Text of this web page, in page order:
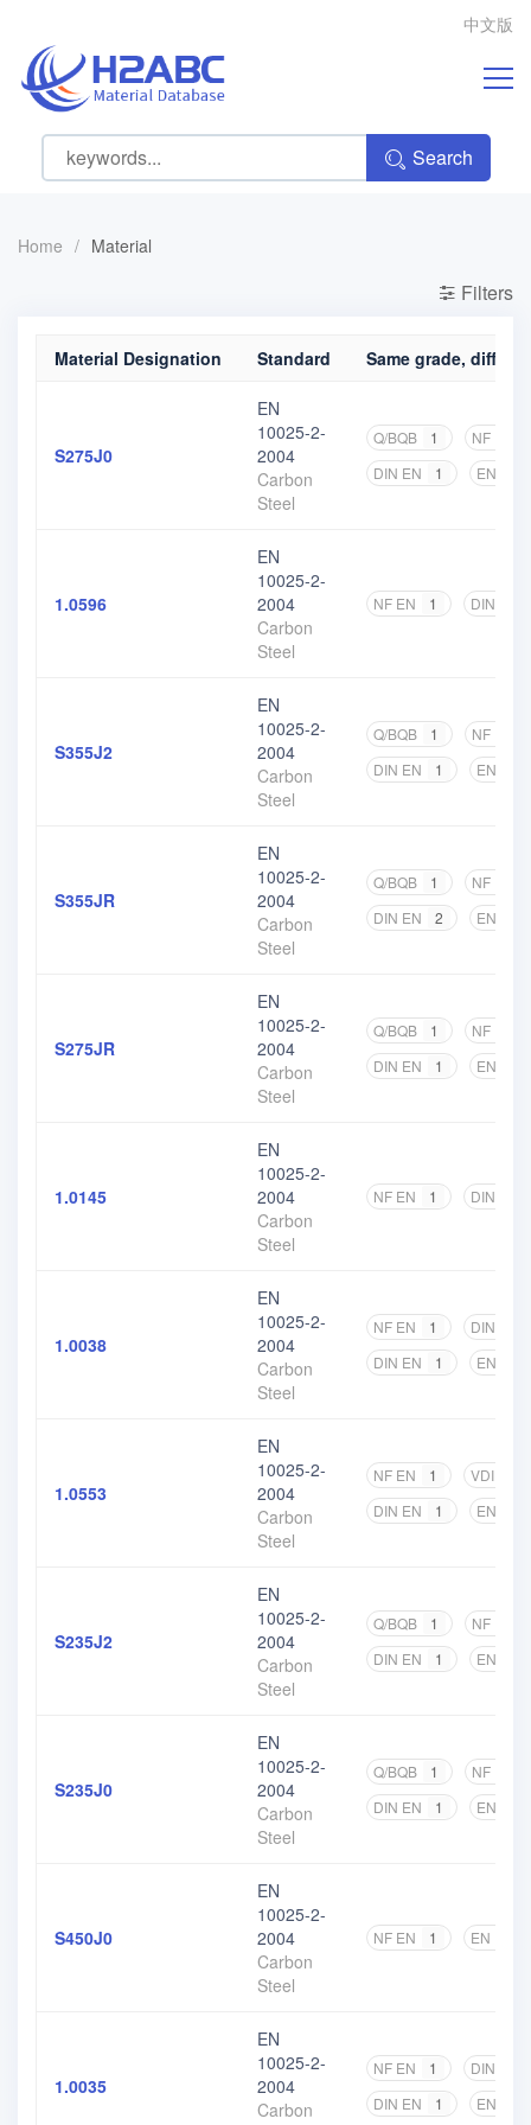
中文版
Search
Home / Material
Filters
Material Designation Standard Same grade,
S275J0
EN
10025-2-
2004
Carbon
Steel
Q/BQB 1 NF EN
DIN EN
1 EN
1.0596
EN
10025-2-
2004
Carbon
Steel
NF EN 1 DIN EN
S355J2
EN
10025-2-
2004
Carbon
Steel
Q/BQB 1 NF EN
DIN EN
1 EN
S355JR
EN
10025-2-
2004
Carbon
Steel
Q/BQB 1 NF EN
DIN EN
2 EN
S275JR
EN
10025-2-
2004
Carbon
Steel
Q/BQB 1 NF EN
DIN EN
1 EN
1.0145
EN
10025-2-
2004
Carbon
Steel
NF EN 1 DIN EN
1.0038
EN
10025-2-
2004
Carbon
Steel
NF EN 1 DIN
DIN EN
1 EN
1.0553
EN
10025-2-
2004
Carbon
Steel
NF EN 1 VDI
DIN EN
1 EN
S235J2
EN
10025-2-
2004
Carbon
Steel
Q/BQB 1 NF EN
DIN EN
1 EN
S235J0
EN
10025-2-
2004
Carbon
Steel
Q/BQB 1 NF EN
DIN EN
1 EN
S450J0
EN
10025-2-
2004
Carbon
Steel
NF EN 1 EN
1.0035
EN
10025-2-
2004
Carbon
NF EN 1 DIN
DIN EN
1 EN